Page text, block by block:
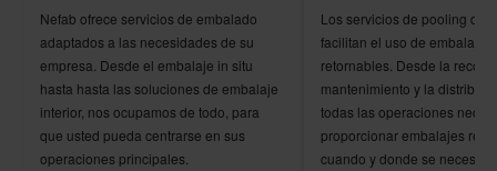
Nefab ofrece servicios de embalado
adaptados a las necesidades de su
empresa. Desde el embalaje in situ
hasta hasta las soluciones de embalaje
interior, nos ocupamos de todo, para
que usted pueda centrarse en sus
operaciones principales.
Los servicios de pooling de
facilitan el uso de embalajes
retornables. Desde la
mantenimiento y la
todas las operaciones
proporcionar embalajes
cuando y donde se